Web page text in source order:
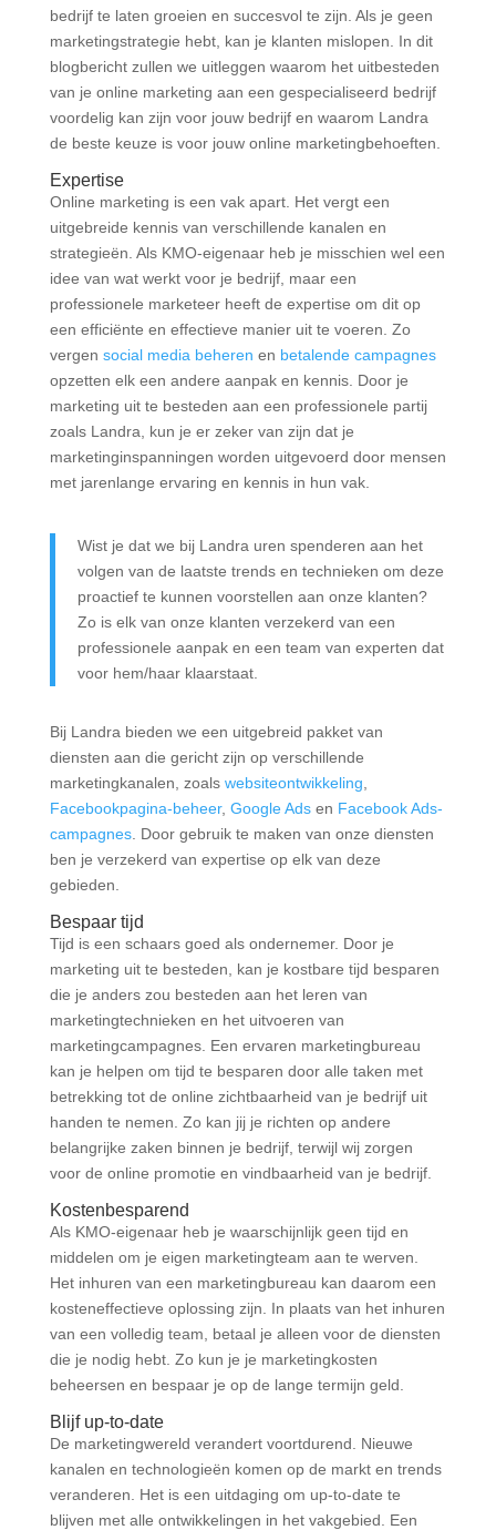
bedrijf te laten groeien en succesvol te zijn. Als je geen
marketingstrategie hebt, kan je klanten mislopen. In dit
blogbericht zullen we uitleggen waarom het uitbesteden
van je online marketing aan een gespecialiseerd bedrijf
voordelig kan zijn voor jouw bedrijf en waarom Landra
de beste keuze is voor jouw online marketingbehoeften.
Expertise
Online marketing is een vak apart. Het vergt een
uitgebreide kennis van verschillende kanalen en
strategieën. Als KMO-eigenaar heb je misschien wel een
idee van wat werkt voor je bedrijf, maar een
professionele marketeer heeft de expertise om dit op
een efficiënte en effectieve manier uit te voeren. Zo
vergen social media beheren en betalende campagnes
opzetten elk een andere aanpak en kennis. Door je
marketing uit te besteden aan een professionele partij
zoals Landra, kun je er zeker van zijn dat je
marketinginspanningen worden uitgevoerd door mensen
met jarenlange ervaring en kennis in hun vak.
Wist je dat we bij Landra uren spenderen aan het
volgen van de laatste trends en technieken om deze
proactief te kunnen voorstellen aan onze klanten?
Zo is elk van onze klanten verzekerd van een
professionele aanpak en een team van experten dat
voor hem/haar klaarstaat.
Bij Landra bieden we een uitgebreid pakket van
diensten aan die gericht zijn op verschillende
marketingkanalen, zoals websiteontwikkeling
Facebookpagina-beheer, Google Adsen Facebook Ads-
campagnes. Door gebruik te maken van onze diensten
ben je verzekerd van expertise op elk van deze
gebieden.
Bespaar tijd
Tijd is een schaars goed als ondernemer. Door je
marketing uit te besteden, kan je kostbare tijd besparen
die je anders zou besteden aan het leren van
marketingtechnieken en het uitvoeren van
marketingcampagnes. Een ervaren marketingbureau
kan je helpen om tijd te besparen door alle taken met
betrekking tot de online zichtbaarheid van je bedrijf uit
handen te nemen. Zo kan jij je richten op andere
belangrijke zaken binnen je bedrijf, terwijl wij zorgen
voor de online promotie en vindbaarheid van je bedrijf.
Kostenbesparend
Als KMO-eigenaar heb je waarschijnlijk geen tijd en
middelen om je eigen marketingteam aan te werven.
Het inhuren van een marketingbureau kan daarom een
kosteneffectieve oplossing zijn. In plaats van het inhuren
van een volledig team, betaal je alleen voor de diensten
die je nodig hebt. Zo kun je je marketingkosten
beheersen en bespaar je op de lange termijn geld.
Blijf up-to-date
De marketingwereld verandert voortdurend. Nieuwe
kanalen en technologieën komen op de markt en trends
veranderen. Het is een uitdaging om up-to-date te
blijven met alle ontwikkelingen in het vakgebied. Een